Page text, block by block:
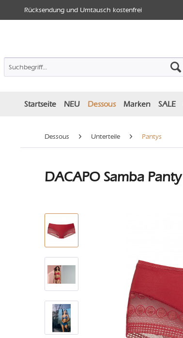
Rücksendung und Umtausch kostenfrei
Startseite NEU Dessous Marken SALE
Dessous Unterteile Pantys
DACAPO Samba